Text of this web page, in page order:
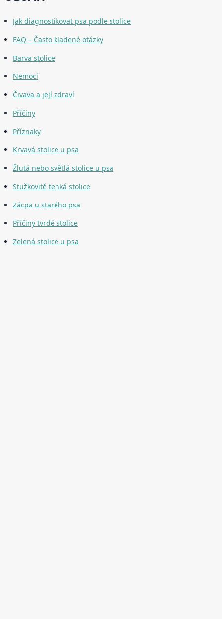
Jak diagnostikovat psa podle stolice
FAQ – Často kladené otázky
Barva stolice
Nemoci
Čivava a její zdraví
Příčiny
Příznaky
Krvavá stolice u psa
Žlutá nebo světlá stolice u psa
Stužkovitě tenká stolice
Zácpa u starého psa
Příčiny tvrdé stolice
Zelená stolice u psa